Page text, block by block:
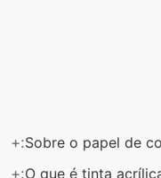
+:Sobre o papel de
+:O que é tinta